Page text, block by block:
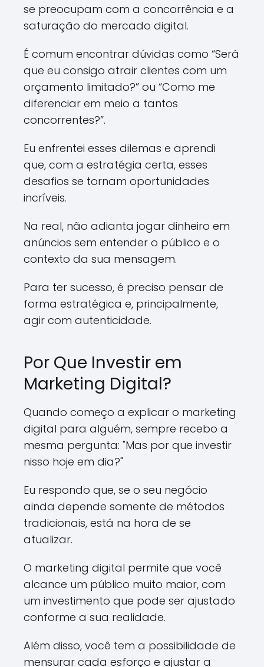
se preocupam com a concorrência e a
saturação do mercado digital.
É comum encontrar dúvidas como “Será
que eu consigo atrair clientes com um
orçamento limitado?” ou “Como me
diferenciar em meio a tantos
concorrentes?”.
Eu enfrentei esses dilemas e aprendi
que, com a estratégia certa, esses
desafios se tornam oportunidades
incríveis.
Na real, não adianta jogar dinheiro em
anúncios sem entender o público e o
contexto da sua mensagem.
Para ter sucesso, é preciso pensar de
forma estratégica e, principalmente,
agir com autenticidade.
Por Que Investir em
Marketing Digital?
Quando começo a explicar o marketing
digital para alguém, sempre recebo a
mesma pergunta: "Mas por que investir
nisso hoje em dia?"
Eu respondo que, se o seu negócio
ainda depende somente de métodos
tradicionais, está na hora de se
atualizar.
O marketing digital permite que você
alcance um público muito maior, com
um investimento que pode ser ajustado
conforme a sua realidade.
Além disso, você tem a possibilidade de
mensurar cada esforço e ajustar a